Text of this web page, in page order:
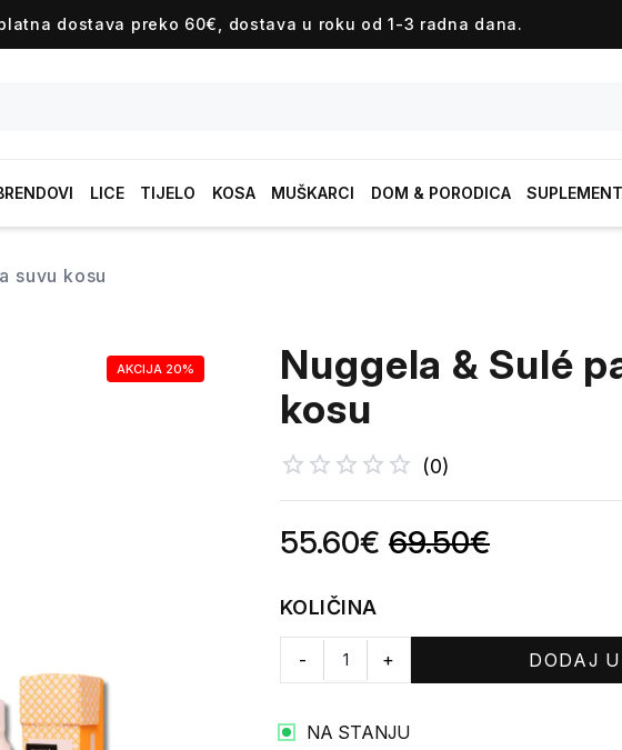
dostava preko 60€, dostava u roku od 1-3 radna dana.
LICE TIJELO KOSA MUŠKARCI DOM & PORODICA
suvu kosu
AKCIJA 20%
Nuggela & Sulé
kosu
(0)
Product information
55.60€ 69.50€
KOLIČINA
- + DODAJ
NA STANJU